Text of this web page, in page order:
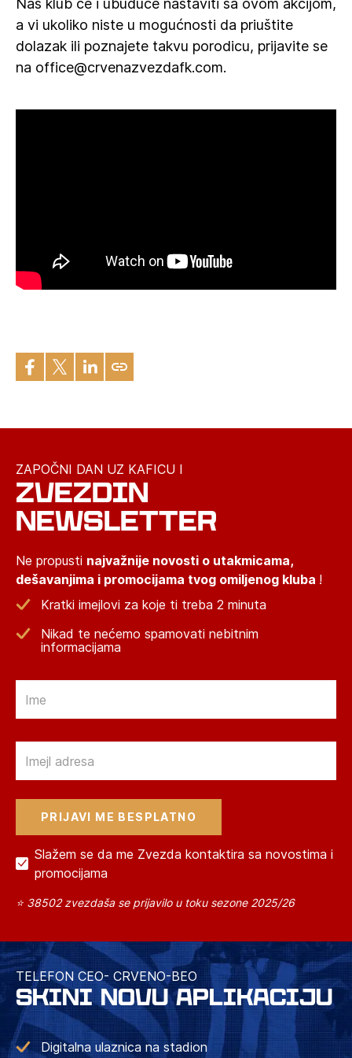
Naš klub će i ubuduće nastaviti sa ovom akcijom,
a vi ukoliko niste u mogućnosti da priuštite
dolazak ili poznajete takvu porodicu, prijavite se
na office@crvenazvezdafk.com.
ZAPOČNI DAN UZ KAFICU I
ZVEZDIN
NEWSLETTER
Ne propusti najvažnije novosti o utakmicama,
dešavanjima i promocijama tvog omiljenog kluba !
Kratki imejlovi za koje ti treba 2 minuta
Nikad te nećemo spamovati nebitnim
informacijama
Slažem se da me Zvezda kontaktira sa novostima i
promocijama
⭐ 38502 zvezdaša se prijavilo u toku sezone 2025/26
TELEFON CEO- CRVENO-BEO
SKINI NOVU APLIKACIJU
Digitalna ulaznica na stadion